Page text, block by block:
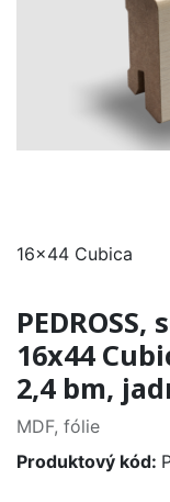
16x44 Cubica
16x44
2,4 bm,
MDF, fólie
Produktový kód: